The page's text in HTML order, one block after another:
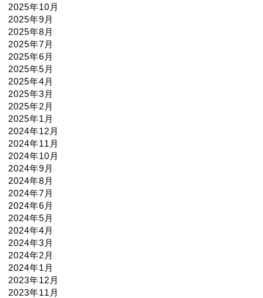
2025年10月
2025年9月
2025年8月
2025年7月
2025年6月
2025年5月
2025年4月
2025年3月
2025年2月
2025年1月
2024年12月
2024年11月
2024年10月
2024年9月
2024年8月
2024年7月
2024年6月
2024年5月
2024年4月
2024年3月
2024年2月
2024年1月
2023年12月
2023年11月